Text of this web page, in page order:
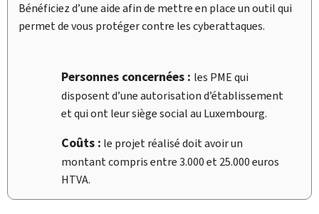
Bénéficiez d’une aide afin de mettre en place un outil qui
permet de vous protéger contre les cyberattaques.
Personnes concernées : les PME qui
disposent d’une autorisation d’établissement
et qui ont leur siège social au Luxembourg.
Coûts : le projet réalisé doit avoir un
montant compris entre 3.000 et 25.000 euros
HTVA.